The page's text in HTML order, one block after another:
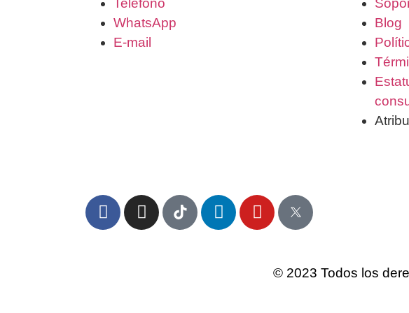
Teléfono
WhatsApp
E-mail
Blog
© 2023 Todos los